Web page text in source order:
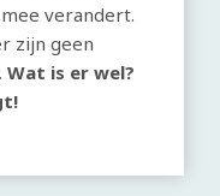
verandert.
zijn geen
Wat is er wel?